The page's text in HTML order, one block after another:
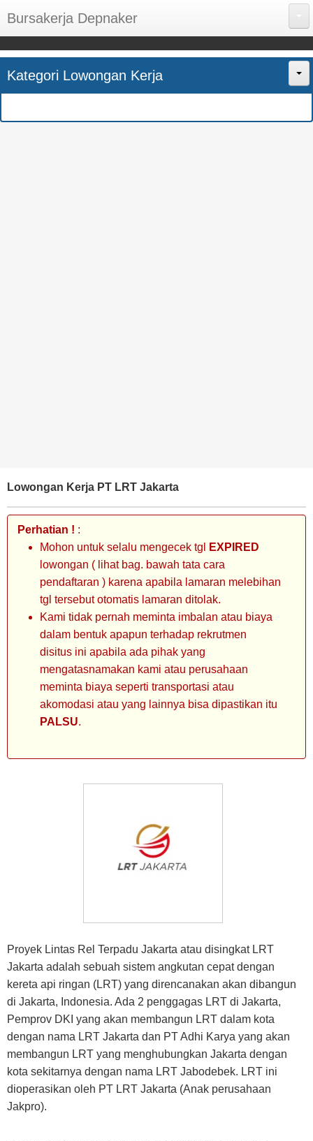
Bursakerja Depnaker
About Me
Disclaimer
Kategori Lowongan Kerja
Lowongan Kerja PT LRT Jakarta
Perhatian ! :
Mohon untuk selalu mengecek tgl
EXPIRED
lowongan ( lihat bag. bawah tata cara
pendaftaran ) karena apabila lamaran melebihan
tgl tersebut otomatis lamaran ditolak.
Kami tidak pernah meminta imbalan atau biaya
dalam bentuk apapun terhadap rekrutmen
disitus ini apabila ada pihak yang
mengatasnamakan kami atau perusahaan
meminta biaya seperti transportasi atau
akomodasi atau yang lainnya bisa dipastikan itu
PALSU.
Proyek Lintas Rel Terpadu Jakarta atau disingkat LRT
Jakarta adalah sebuah sistem angkutan cepat dengan
kereta api ringan (LRT) yang direncanakan akan dibangun
di Jakarta, Indonesia. Ada 2 penggagas LRT di Jakarta,
Pemprov DKI yang akan membangun LRT dalam kota
dengan nama LRT Jakarta dan PT Adhi Karya yang akan
membangun LRT yang menghubungkan Jakarta dengan
kota sekitarnya dengan nama LRT Jabodebek. LRT ini
dioperasikan oleh PT LRT Jakarta (Anak perusahaan
Jakpro).